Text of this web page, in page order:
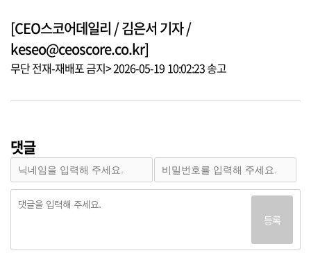
[CEO스코어데일리 / 김은서 기자 /
keseo@ceoscore.co.kr]
무단 전재-재배포 금지> 2026-05-19 10:02:23 송고
댓글
등록